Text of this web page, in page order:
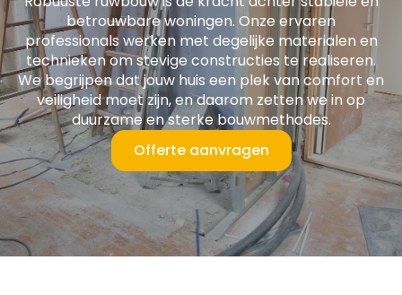
betrouwbare woningen. Onze ervaren
professionals werken met degelijke materialen en
technieken om stevige constructies te realiseren.
We begrijpen dat jouw huis een plek van comfort en
veiligheid moet zijn, en daarom zetten we in op
duurzame en sterke bouwmethodes.
Offerte aanvragen